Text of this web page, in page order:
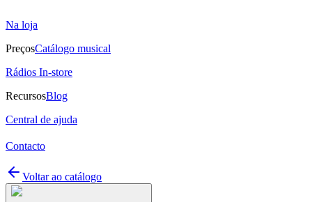
Na loja
PreçosCatálogo musical
Rádios In-store
RecursosBlog
Central de ajuda
Contacto
Voltar ao catálogo